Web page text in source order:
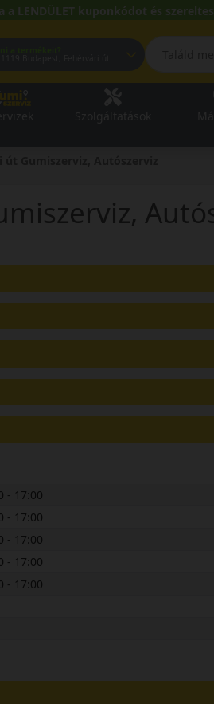
a LENDÜLET kuponkódot és
- 17:00
- 17:00
- 17:00
- 17:00
- 17:00